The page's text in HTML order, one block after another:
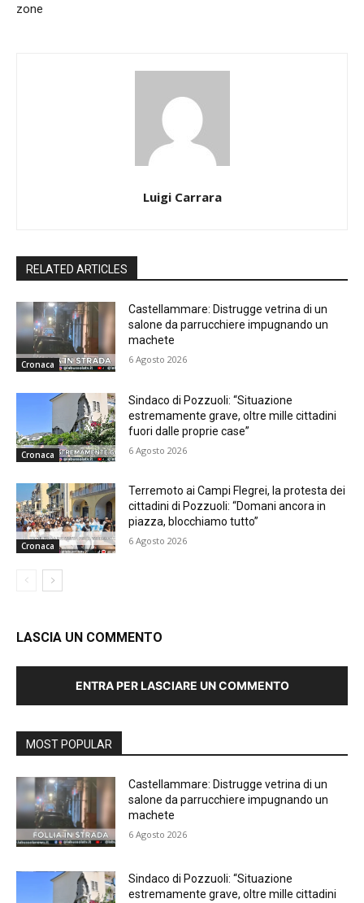
zone
Luigi Carrara
RELATED ARTICLES
Cronaca
Castellammare: Distrugge vetrina di un
salone da parrucchiere impugnando un
machete
6 Agosto 2026
Cronaca
Sindaco di Pozzuoli: “Situazione
estremamente grave, oltre mille cittadini
fuori dalle proprie case”
6 Agosto 2026
Cronaca
Terremoto ai Campi Flegrei, la protesta dei
cittadini di Pozzuoli: “Domani ancora in
piazza, blocchiamo tutto”
6 Agosto 2026
LASCIA UN COMMENTO
ENTRA PER LASCIARE UN COMMENTO
MOST POPULAR
Castellammare: Distrugge vetrina di un
salone da parrucchiere impugnando un
machete
6 Agosto 2026
Sindaco di Pozzuoli: “Situazione
estremamente grave, oltre mille cittadini